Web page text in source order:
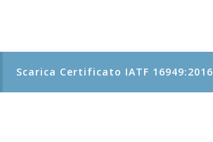
Scarica Certificato IATF 16949:2016